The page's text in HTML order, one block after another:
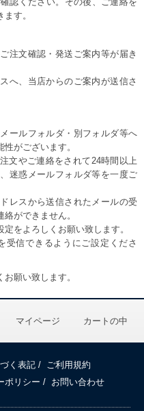
す。
注文確認・発送ご案内等が届き
へ、当店からのご案内が送信さ
ールフォルダ・別フォルダ等へ
がございます。
文やご連絡をされて24時間以上
迷惑メールフォルダ等を一度ご
レスから送信されたメールの受
ができません。
をよろしくお願い致します。
受信できるようにご設定くださ
願い致します。
マイページ カートの中
く表記 /
ご利用規約
ポリシー / お問い合わせ